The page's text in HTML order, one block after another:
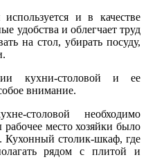
и в качестве
удобства и облегчает труд
на стол, убирать посуду,
кухни-столовой и ее
внимание.
столовой необходимо
место хозяйки было
Кухонный столик-шкаф, где
рядом с плитой и